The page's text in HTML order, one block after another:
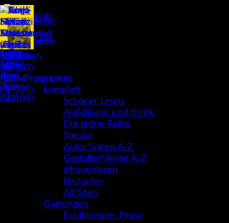
Zum
Inhalt
springen
Programm
komplett
Schöner Lesen
Aufklärung und Kritik
Die grüne Reihe
Spezial
Autor*innen A-Z
Gestalter*innen A-Z
#frauenlesen
Bestseller
All*Stars
Gattungen
Erzählungen, Prosa